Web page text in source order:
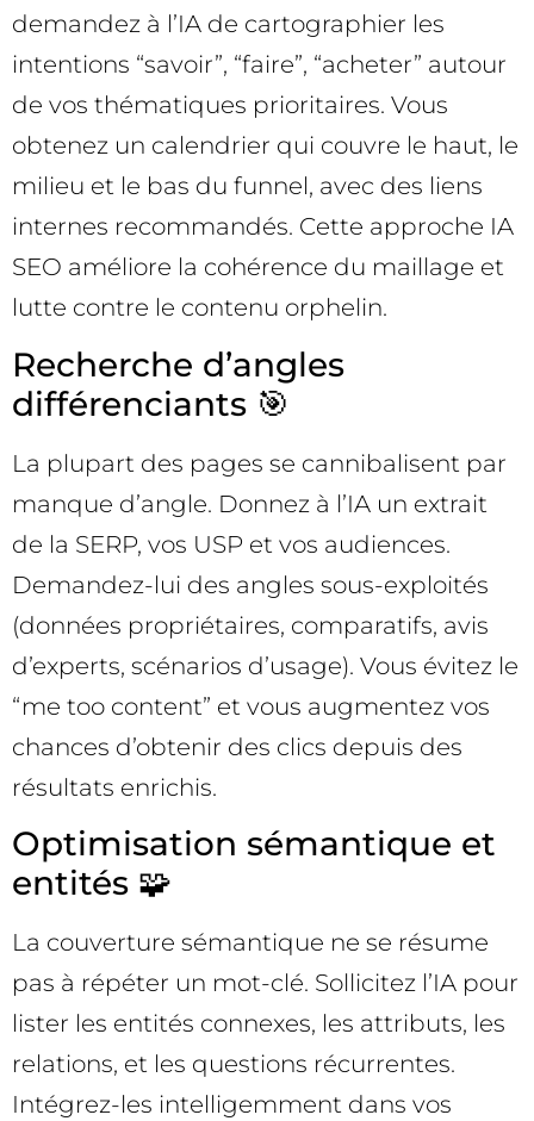
demandez à l’IA de cartographier les
intentions “savoir”, “faire”, “acheter” autour
de vos thématiques prioritaires. Vous
obtenez un calendrier qui couvre le haut, le
milieu et le bas du funnel, avec des liens
internes recommandés. Cette approche IA
SEO améliore la cohérence du maillage et
lutte contre le contenu orphelin.
Recherche d’angles
différenciants 🎯
La plupart des pages se cannibalisent par
manque d’angle. Donnez à l’IA un extrait
de la SERP, vos USP et vos audiences.
Demandez-lui des angles sous-exploités
(données propriétaires, comparatifs, avis
d’experts, scénarios d’usage). Vous évitez le
“me too content” et vous augmentez vos
chances d’obtenir des clics depuis des
résultats enrichis.
Optimisation sémantique et
entités 🧩
La couverture sémantique ne se résume
pas à répéter un mot-clé. Sollicitez l’IA pour
lister les entités connexes, les attributs, les
relations, et les questions récurrentes.
Intégrez-les intelligemment dans vos